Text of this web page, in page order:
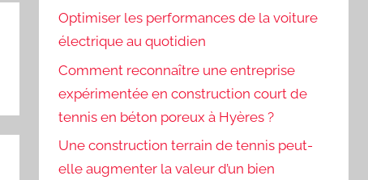
Optimiser les performances de la voiture
électrique au quotidien
Comment reconnaître une entreprise
expérimentée en construction court de
tennis en béton poreux à Hyères ?
Une construction terrain de tennis peut-
elle augmenter la valeur d’un bien